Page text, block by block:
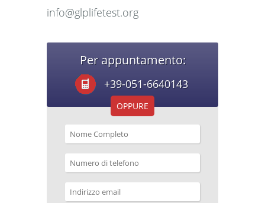
info@glplifetest.org
Per appuntamento:
+39-051-6640143
OPPURE